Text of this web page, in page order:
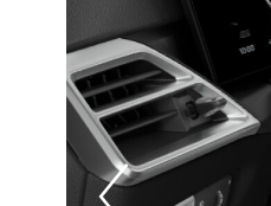
Prevoius